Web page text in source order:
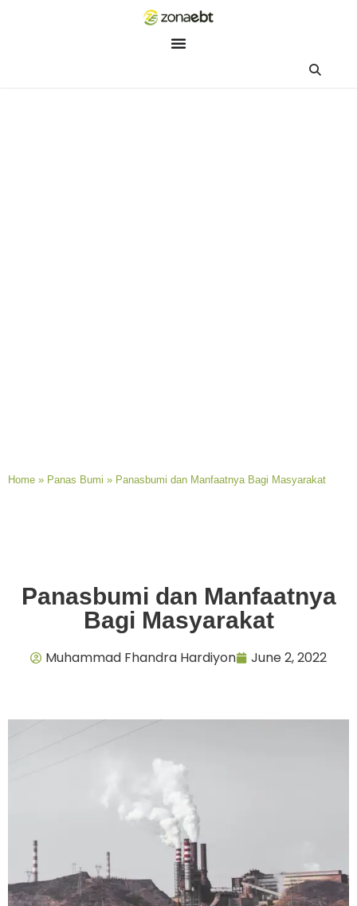
Home » Panas Bumi » Panasbumi dan Manfaatnya Bagi Masyarakat
Panasbumi dan Manfaatnya
Bagi Masyarakat
Muhammad Fhandra Hardiyon June 2, 2022